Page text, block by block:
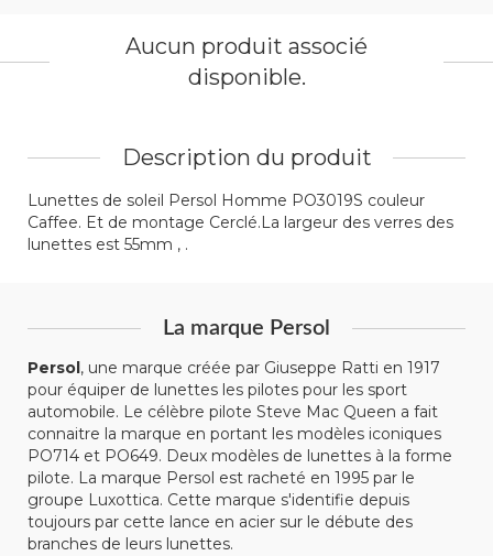
Description du produit
Lunettes de soleil Persol Homme PO3019S couleur
Caffee. Et de montage Cerclé.La largeur des verres des
lunettes est 55mm , .
La marque Persol
Persol, une marque créée par Giuseppe Ratti en 1917
pour équiper de lunettes les pilotes pour les sport
automobile. Le célèbre pilote Steve Mac Queen a fait
connaitre la marque en portant les modèles iconiques
PO714 et PO649. Deux modèles de lunettes à la forme
pilote. La marque Persol est racheté en 1995 par le
groupe Luxottica. Cette marque s'identifie depuis
toujours par cette lance en acier sur le débute des
branches de leurs lunettes.
Aucun produit associé
disponible.